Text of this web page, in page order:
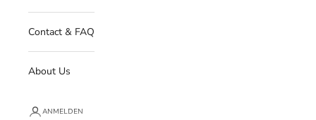
Contact & FAQ
About Us
ANMELDEN